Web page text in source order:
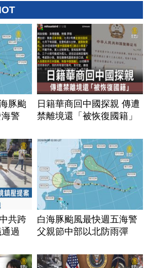
豚颱
警
日籍華商回中國探親 傳遭
禁離境還「被恢復國籍」
共跨
過
白海豚颱風最快週五海警
父親節中部以北防雨彈